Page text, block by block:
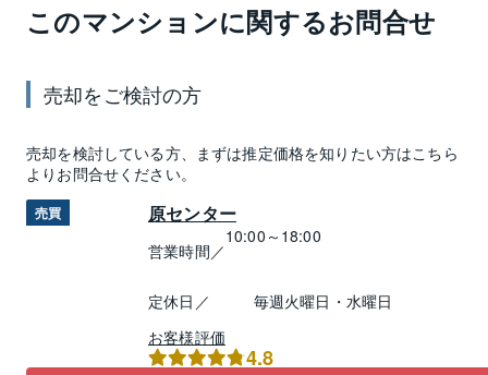
このマンションに関するお問合せ
売却をご検討の方
売却を検討している方、まずは推定価格を知りたい方はこちら
よりお問合せください。
売買 原センター
営業時間／
10:00～18:00
定休日／
毎週火曜日・水曜日
お客様評価
4.8